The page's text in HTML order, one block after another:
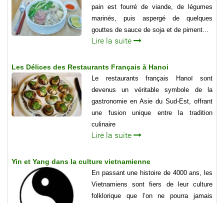
pain est fourré de viande, de légumes
marinés, puis aspergé de quelques
gouttes de sauce de soja et de piment...
Lire la suite
Les Délices des Restaurants Français à Hanoi
Le restaurants français Hanoï sont
devenus un véritable symbole de la
gastronomie en Asie du Sud-Est, offrant
une fusion unique entre la tradition
culinaire
Lire la suite
Yin et Yang dans la culture vietnamienne
En passant une histoire de 4000 ans, les
Vietnamiens sont fiers de leur culture
folklorique que l’on ne pourra jamais